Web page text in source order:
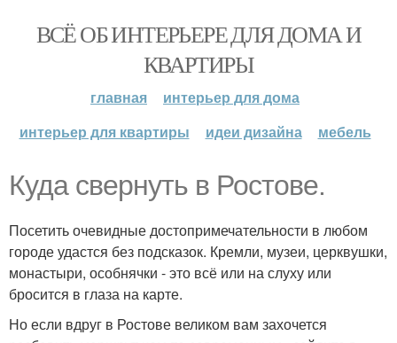
ВСЁ ОБ ИНТЕРЬЕРЕ ДЛЯ ДОМА И
КВАРТИРЫ
главная
интерьер для дома
интерьер для квартиры
идеи дизайна мебель
Куда свернуть в Ростове.
Посетить очевидные достопримечательности в любом
городе удастся без подсказок. Кремли, музеи, церквушки,
монастыри, особнячки - это всё или на слуху или
бросится в глаза на карте.
Но если вдруг в Ростове великом вам захочется